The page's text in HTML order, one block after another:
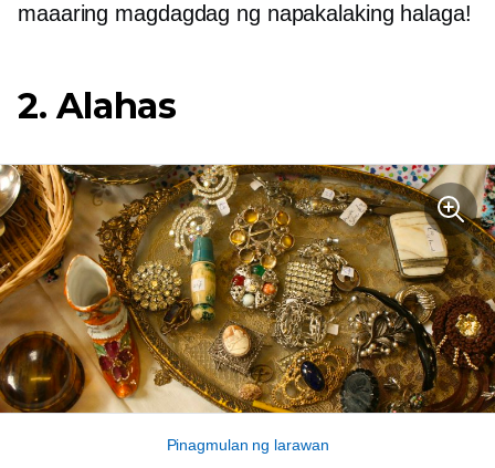
maaaring magdagdag ng napakalaking halaga!
2. Alahas
Pinagmulan ng larawan